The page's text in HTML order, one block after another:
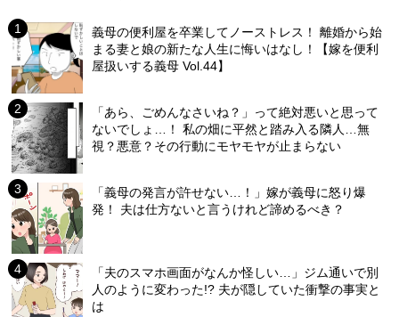
義母の便利屋を卒業してノーストレス！ 離婚から始
まる妻と娘の新たな人生に悔いはなし！【嫁を便利
屋扱いする義母 Vol.44】
「あら、ごめんなさいね？」って絶対悪いと思って
ないでしょ…！ 私の畑に平然と踏み入る隣人…無
視？悪意？その行動にモヤモヤが止まらない
「義母の発言が許せない…！」嫁が義母に怒り爆
発！ 夫は仕方ないと言うけれど諦めるべき？
「夫のスマホ画面がなんか怪しい…」ジム通いで別
人のように変わった!? 夫が隠していた衝撃の事実と
は